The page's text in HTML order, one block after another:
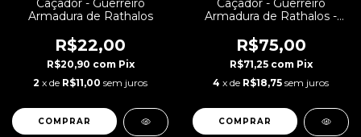
Caçador - Guerreiro
Armadura de Rathalos
R$22,00
R$20,90 com Pix
2 x de R$11,00 sem juros
Caçador - Guerreiro
Armadura de Rathalos -
R$75,00
R$71,25 com Pix
4 x de R$18,75 sem juros